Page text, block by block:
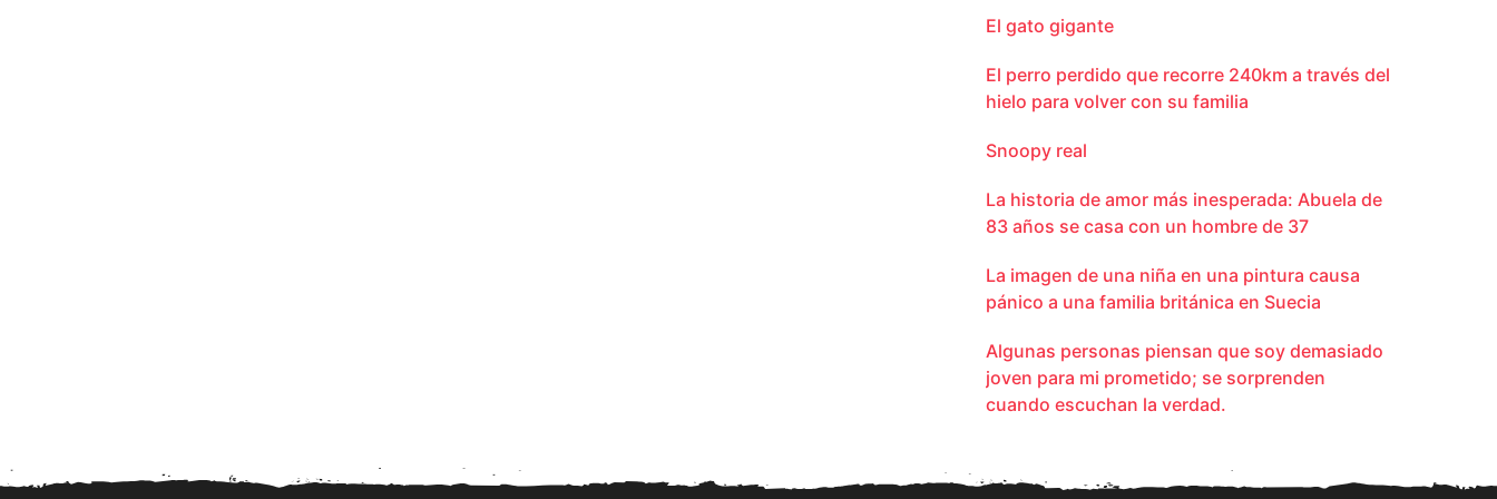
El gato gigante
El perro perdido que recorre 240km a través del
hielo para volver con su familia
Snoopy real
La historia de amor más inesperada: Abuela de
83 años se casa con un hombre de 37
La imagen de una niña en una pintura causa
pánico a una familia británica en Suecia
Algunas personas piensan que soy demasiado
joven para mi prometido; se sorprenden
cuando escuchan la verdad.